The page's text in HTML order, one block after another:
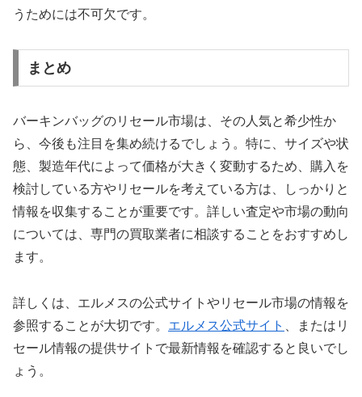
うためには不可欠です。
まとめ
バーキンバッグのリセール市場は、その人気と希少性か
ら、今後も注目を集め続けるでしょう。特に、サイズや状
態、製造年代によって価格が大きく変動するため、購入を
検討している方やリセールを考えている方は、しっかりと
情報を収集することが重要です。詳しい査定や市場の動向
については、専門の買取業者に相談することをおすすめし
ます。
詳しくは、エルメスの公式サイトやリセール市場の情報を
参照することが大切です。 エルメス公式サイト
、またはリ
セール情報の提供サイトで最新情報を確認すると良いでし
ょう。